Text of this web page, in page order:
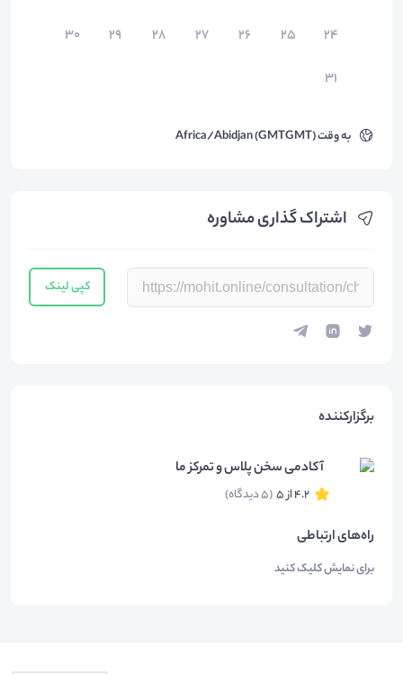
۲۴
۲۵ ۲۶ ۲۷ ۲۸ ۲۹
۳۰
۳۱
به وقتAfrica/Abidjan (GMTGMT)
اشتراک گذاری مشاوره
کپی لینک
برگزارکننده
آکادمی سخن پلاس و تمرکز ما
4.2 از 5 (5 دیدگاه)
راه‌های ارتباطی
برای نمایش کلیک کنید